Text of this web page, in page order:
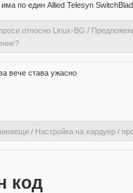
по един Allied Telesyn
относно Linux-BG /
вече става ужасно
/ Настройка на хардуер/
код